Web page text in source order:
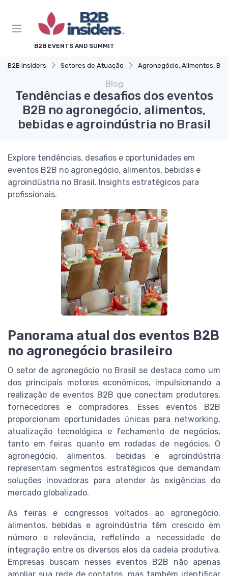
B2B EVENTS AND SUMMIT
B2B Insiders Setores de Atuação Agronegócio, Alimentos, Bebidas e Agroindústria
Blog
Tendências e desafios dos eventos
B2B no agronegócio, alimentos,
bebidas e agroindústria no Brasil
Explore tendências, desafios e oportunidades em
eventos B2B no agronegócio, alimentos, bebidas e
agroindústria no Brasil. Insights estratégicos para
profissionais.
Panorama atual dos eventos B2B
no agronegócio brasileiro
O setor de agronegócio no Brasil se destaca como um
dos principais motores econômicos, impulsionando a
realização de eventos B2B que conectam produtores,
fornecedores e compradores. Esses eventos B2B
proporcionam oportunidades únicas para networking,
atualização tecnológica e fechamento de negócios,
tanto em feiras quanto em rodadas de negócios. O
agronegócio, alimentos, bebidas e agroindústria
representam segmentos estratégicos que demandam
soluções inovadoras para atender às exigências do
mercado globalizado.
As feiras e congressos voltados ao agronegócio,
alimentos, bebidas e agroindústria têm crescido em
número e relevância, refletindo a necessidade de
integração entre os diversos elos da cadeia produtiva.
Empresas buscam nesses eventos B2B não apenas